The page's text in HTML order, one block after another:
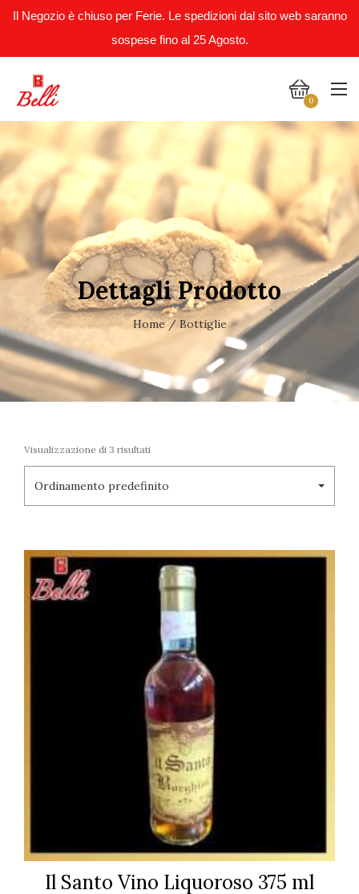
Il Negozio è chiuso per Ferie. Le spedizioni dal sito web saranno
sospese fino al 25 Agosto.
0
Dettagli Prodotto
Home/ Bottiglie
Visualizzazione di 3 risultati
Ordinamento predefinito
Il Santo Vino Liquoroso 375 ml